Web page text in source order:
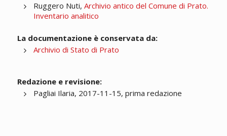
Ruggero Nuti, Archivio antico del Comune di Prato.
Inventario analitico
La documentazione è conservata da:
Archivio di Stato di Prato
Redazione e revisione:
Pagliai Ilaria, 2017-11-15, prima redazione